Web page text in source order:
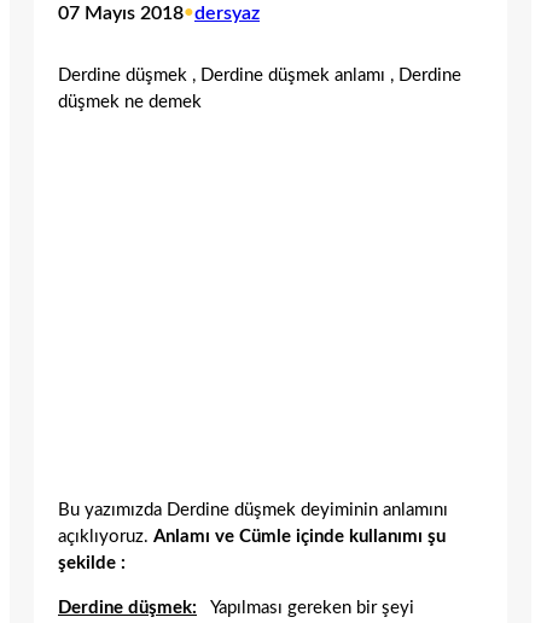
07 Mayıs 2018•dersyaz
Derdine düşmek , Derdine düşmek anlamı , Derdine
düşmek ne demek
Bu yazımızda Derdine düşmek deyiminin anlamını
açıklıyoruz. Anlamı ve Cümle içinde kullanımı şu
şekilde :
Derdine düşmek: Yapılması gereken bir şeyi